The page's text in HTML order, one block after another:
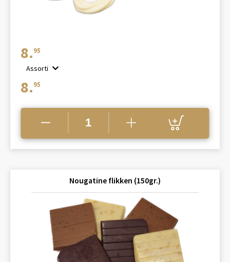
8. 95
Assorti
8. 95
Nougatine flikken (150gr.)